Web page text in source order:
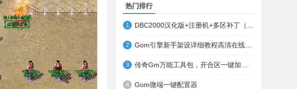
热门排行
1
2
3
4 Gom微端一键配置器